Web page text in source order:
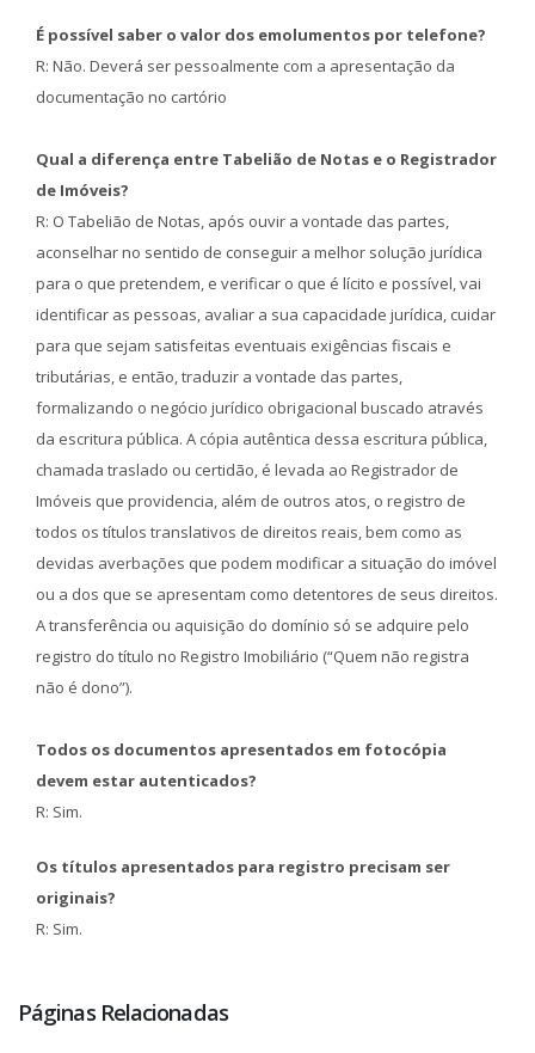
É possível saber o valor dos emolumentos por telefone?
R: Não. Deverá ser pessoalmente com a apresentação da
documentação no cartório
Qual a diferença entre Tabelião de Notas e o Registrador
de Imóveis?
R: O Tabelião de Notas, após ouvir a vontade das partes,
aconselhar no sentido de conseguir a melhor solução jurídica
para o que pretendem, e verificar o que é lícito e possível, vai
identificar as pessoas, avaliar a sua capacidade jurídica, cuidar
para que sejam satisfeitas eventuais exigências fiscais e
tributárias, e então, traduzir a vontade das partes,
formalizando o negócio jurídico obrigacional buscado através
da escritura pública. A cópia autêntica dessa escritura pública,
chamada traslado ou certidão, é levada ao Registrador de
Imóveis que providencia, além de outros atos, o registro de
todos os títulos translativos de direitos reais, bem como as
devidas averbações que podem modificar a situação do imóvel
ou a dos que se apresentam como detentores de seus direitos.
A transferência ou aquisição do domínio só se adquire pelo
registro do título no Registro Imobiliário (“Quem não registra
não é dono”).
Todos os documentos apresentados em fotocópia
devem estar autenticados?
R: Sim.
Os títulos apresentados para registro precisam ser
originais?
R: Sim.
Páginas Relacionadas